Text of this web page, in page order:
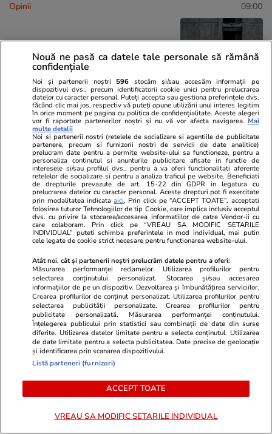
Opinii 09:00
Lumea după 2015
21 iul.
De la muncitorul eroic la
votantul antipatic: două fețe ale
clasei populare
Tăcerea mieilor
Opinii 20 iul.
Regimul Dan + Bolojan +
Nouă ne pasă ca datele tale personale să rămână
confidențiale
Noi și partenerii noștri 596 stocăm și/sau accesăm informații pe
dispozitivul dvs., precum identificatorii cookie unici pentru prelucrarea
datelor cu caracter personal. Puteți accepta sau gestiona preferințele dvs.
făcând clic mai jos, respectiv vă puteți opune utilizării unui interes legitim
în orice moment pe pagina cu politica de confidențialitate. Aceste alegeri
vor fi raportate partenerilor noștri și nu vă vor afecta navigarea. Mai
multe detalii
Noi si partenerii nostri (retelele de socializare si agentiile de publicitate
partenere, precum si furnizorii nostri de servicii de date analitice)
prelucram date pentru a permite website-ului sa functioneze, pentru a
personaliza continutul si anunturile publicitare afisate in functie de
interesele si/sau profilul dvs., pentru a va oferi functionalitati aferente
retelelor de socializare si pentru a analiza traficul pe website. Beneficiati
de drepturile prevazute de art. 15-22 din GDPR in legatura cu
prelucrarea datelor cu caracter personal. Aceste drepturi pot fi exercitate
prin modalitatea indicataaici. Prin click pe “ACCEPT TOATE”, acceptati
folosirea tuturor Tehnologiilor de tip Cookie, care implica inclusiv acceptul
dvs. cu privire la stocarea/accesarea informatiilor de catre Vendor-ii cu
care colaboram. Prin click pe “VREAU SA MODIFIC SETARILE
INDIVIDUAL” puteti schimba preferintele in mod individual, mai putin
cele legate de cookie strict necesare pentru functionarea website-ului.
Atât noi, cât și partenerii noștri prelucrăm datele pentru a oferi:
Măsurarea performanței reclamelor. Utilizarea profilurilor pentru
selectarea conținutului personalizat. Stocarea și/sau accesarea
informațiilor de pe un dispozitiv. Dezvoltarea și îmbunătățirea serviciilor.
Crearea profilurilor de conținut personalizat. Utilizarea profilurilor pentru
selectarea publicității personalizate. Crearea profilurilor pentru
publicitate personalizată. Măsurarea performanței conținutului.
Înțelegerea publicului prin statistici sau combinații de date din surse
diferite. Utilizarea datelor limitate pentru a selecta conținutul. Utilizarea
de date limitate pentru a selecta publicitatea. Date precise de geolocație
și identificarea prin scanarea dispozitivului.
Listă parteneri (furnizori)
ACCEPT TOATE
VREAU SA MODIFIC SETARILE INDIVIDUAL